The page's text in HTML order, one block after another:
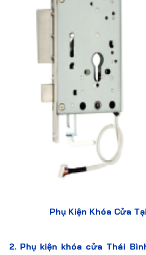
Phụ Kiện Khóa Cửa
2. Phụ kiện khóa cửa Thái